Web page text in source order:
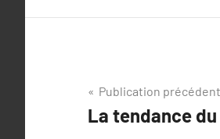
Navigation
de
Publication
La tendance